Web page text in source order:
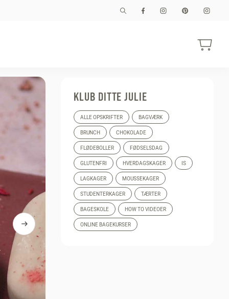
KLUB DITTE JULIE
ALLE OPSKRIFTER BAGVÆRK
BRUNCH CHOKOLADE
FLØDEBOLLER FØDSELSDAG
GLUTENFRI HVERDAGSKAGER IS
LAGKAGER MOUSSEKAGER
STUDENTERKAGER TÆRTER
BAGESKOLE HOW TO VIDEOER
ONLINE BAGEKURSER